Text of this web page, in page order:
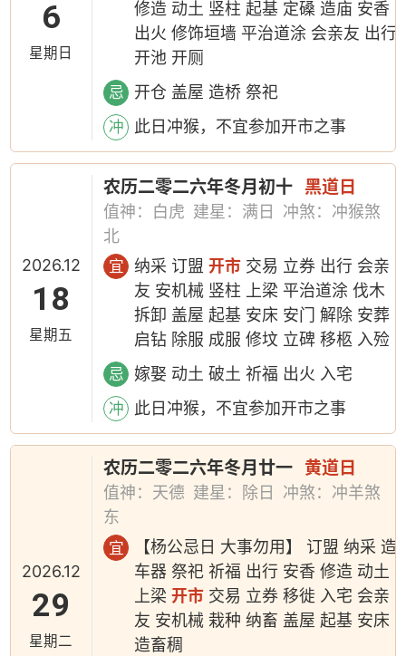
6
星期日
修造 动土 竖柱 起基 定磉 造庙 安香
出火 修饰垣墙 平治道涂 会亲友 出行
开池 开厕
忌 开仓 盖屋 造桥 祭祀
冲 此日冲猴，不宜参加开市之事
2026.12
18
星期五
农历二零二六年冬月初十 黑道日
值神：白虎 建星：满日
冲煞：冲猴煞
北
宜 纳采 订盟开市 交易 立券 出行 会亲
友 安机械 竖柱 上梁 平治道涂 伐木
拆卸 盖屋 起基 安床 安门 解除 安葬
启钻 除服 成服 修坟 立碑 移柩 入殓
忌 嫁娶 动土 破土 祈福 出火 入宅
冲 此日冲猴，不宜参加开市之事
2026.12
29
星期二
农历二零二六年冬月廿一 黄道日
值神：天德 建星：除日
冲煞：冲羊煞
东
宜
【杨公忌日 大事勿用】 订盟 纳采 造
车器 祭祀 祈福 出行 安香 修造 动土
上梁开市 交易 立券 移徙 入宅 会亲
友 安机械 栽种 纳畜 盖屋 起基 安床
造畜稠